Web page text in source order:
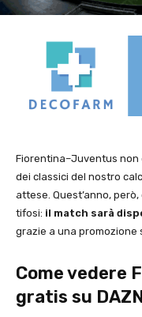
Fiorentina–Juventus non
dei classici del nostro
attese. Quest’anno,
tifosi: il match sarà
grazie a una
Come vedere
gratis su